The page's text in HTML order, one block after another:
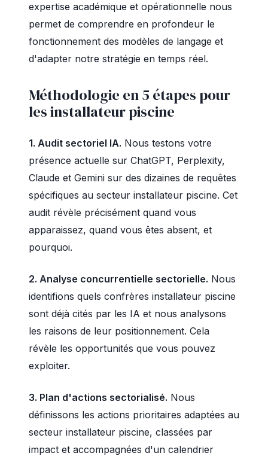
expertise académique et opérationnelle nous
permet de comprendre en profondeur le
fonctionnement des modèles de langage et
d'adapter notre stratégie en temps réel.
Méthodologie en 5 étapes pour
les installateur piscine
1. Audit sectoriel IA. Nous testons votre
présence actuelle sur ChatGPT, Perplexity,
Claude et Gemini sur des dizaines de requêtes
spécifiques au secteur installateur piscine. Cet
audit révèle précisément quand vous
apparaissez, quand vous êtes absent, et
pourquoi.
2. Analyse concurrentielle sectorielle. Nous
identifions quels confrères installateur piscine
sont déjà cités par les IA et nous analysons
les raisons de leur positionnement. Cela
révèle les opportunités que vous pouvez
exploiter.
3. Plan d'actions sectorialisé. Nous
définissons les actions prioritaires adaptées au
secteur installateur piscine, classées par
impact et accompagnées d'un calendrier